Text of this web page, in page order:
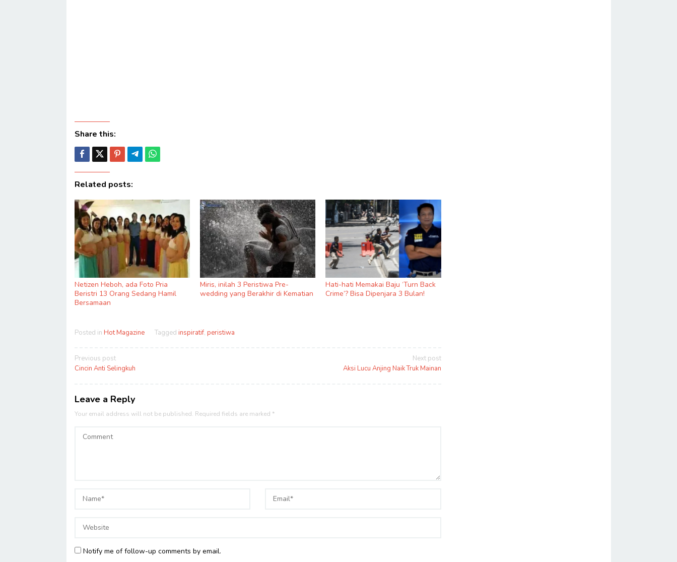
Share this:
Related posts:
Netizen Heboh, ada Foto Pria
Beristri 13 Orang Sedang Hamil
Bersamaan
Miris, inilah 3 Peristiwa Pre-
wedding yang Berakhir di Kematian
Hati-hati Memakai Baju ‘Turn Back
Crime’? Bisa Dipenjara 3 Bulan!
Posted in Hot Magazine Tagged inspiratif, peristiwa
Post
navigation
Previous post
Cincin Anti Selingkuh
Next post
Aksi Lucu Anjing Naik Truk Mainan
Leave a Reply
Your email address will not be published. Required fields are marked *
Notify me of follow-up comments by email.